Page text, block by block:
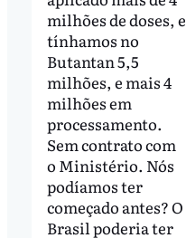
milhões de doses, e
tínhamos no
Butantan 5,5
milhões, e mais 4
milhões em
processamento.
Sem contrato com
o Ministério. Nós
podíamos ter
começado antes? O
Brasil poderia ter